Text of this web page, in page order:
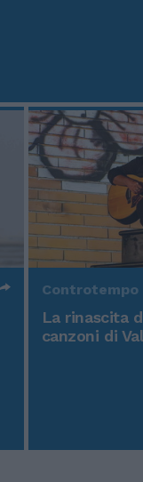
Controtempo
La rinascita
canzoni di